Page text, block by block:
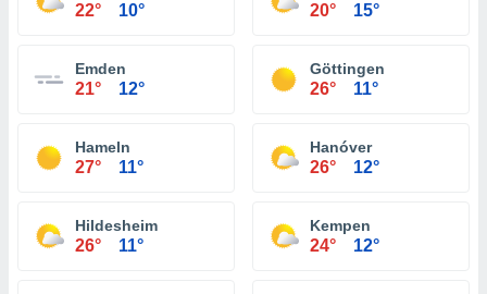
22° 10° 20° 15°
Emden
21° 12°
Göttingen
26° 11°
Hameln
27° 11°
Hanóver
26° 12°
Hildesheim
26° 11°
Kempen
24° 12°